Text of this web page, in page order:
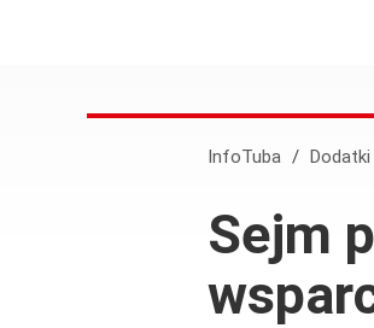
InfoTuba /
Sejm